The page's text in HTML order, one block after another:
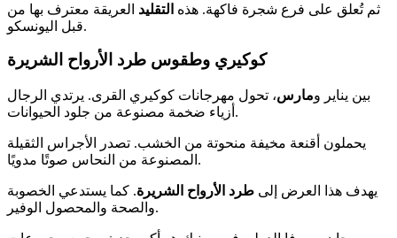
ثم تُعلق على فرع شجرة فاكهة. هذه التقليد العريقة معترف بها من
قبل اليونسكو.
كوكيري وطقوس طرد الأرواح الشريرة
بين يناير ومارس، تحول مهرجانات كوكيري القرى. يرتدي الرجال
أزياء ضخمة مصنوعة من جلود الحيوانات.
يحملون أقنعة مخيفة منحوتة من الخشب. تصدر الأجراس الثقيلة
المصنوعة من النحاس صوتًا مدويًا.
يهدف هذا العرض إلى طرد الأرواح الشريرة. كما يستدعي الخصوبة
والصحة والمحصول الوفير.